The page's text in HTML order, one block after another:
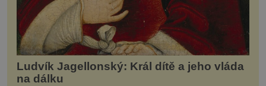
Ludvík Jagellonský: Král dítě a jeho vláda
na dálku